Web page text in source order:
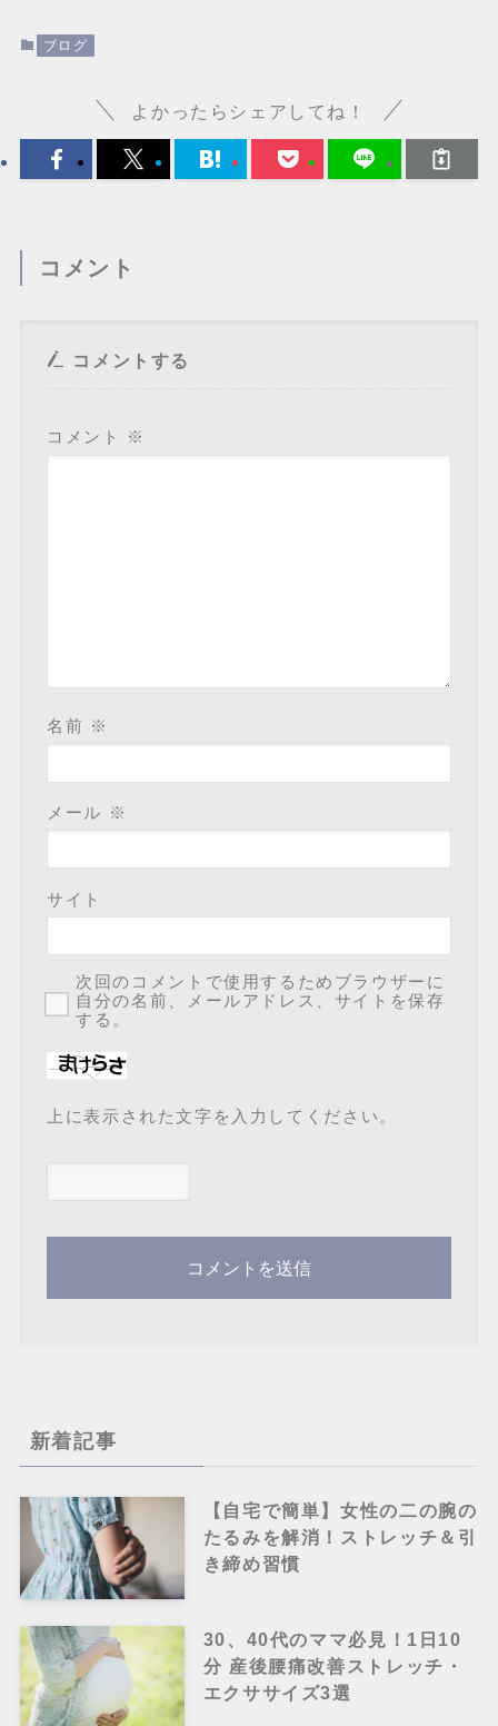
ブログ
よかったらシェアしてね！
コメント
コメントする
コメント ※
名前 ※
メール ※
サイト
次回のコメントで使用するためブラウザーに
自分の名前、メールアドレス、サイトを保存
する。
上に表示された文字を入力してください。
新着記事
【自宅で簡単】女性の二の腕の
たるみを解消！ストレッチ＆引
き締め習慣
30、40代のママ必見！1日10
分 産後腰痛改善ストレッチ・
エクササイズ3選